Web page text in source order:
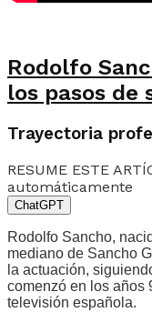
Rodolfo
los pasos de
Trayectoria
RESUME ESTE
automáticamente
ChatGPT
Rodolfo Sancho,
mediano de Sancho
la actuación,
comenzó en los años
televisión española.